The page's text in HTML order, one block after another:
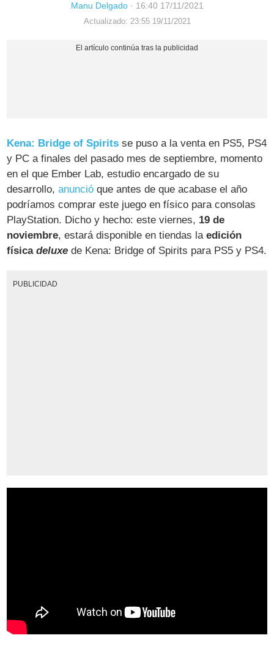
Manu Delgado· 16:40 17/11/2021
Actualizado: 23:55 19/11/2021
Kena: Bridge of Spirits se puso a la venta en PS5, PS4
y PC a finales del pasado mes de septiembre, momento
en el que Ember Lab, estudio encargado de su
desarrollo,anunció que antes de que acabase el año
podríamos comprar este juego en físico para consolas
PlayStation. Dicho y hecho: este viernes, 19 de
noviembre, estará disponible en tiendas laedición
físicadeluxe de Kena: Bridge of Spirits para PS5 y PS4.
PUBLICIDAD